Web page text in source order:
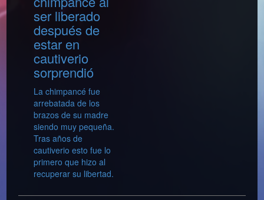
ser liberado
después de
estar en
cautiverio
sorprendió
La chimpancé fue
arrebatada de los
brazos de su madre
siendo muy pequeña.
Tras años de
cautiverio esto fue lo
primero que hizo al
recuperar su libertad.